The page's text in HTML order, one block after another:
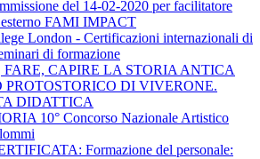
del 14-02-2020 per facilitatore
FAMI IMPACT
London - Certificazioni internazionali di
di formazione
FARE, CAPIRE LA STORIA ANTICA
PROTOSTORICO DI VIVERONE.
DIDATTICA
10° Concorso Nazionale Artistico
Formazione del personale: